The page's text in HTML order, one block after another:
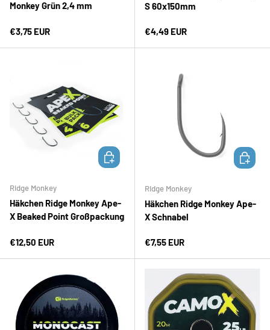
Monkey Grün 2,4 mm
Normaler Preis
€3,75 EUR
S 60x150mm
Normaler Preis
€4,49 EUR
Ridge Monkey
Häkchen Ridge Monkey Ape-
X Beaked Point Großpackung
Normaler Preis
€12,50 EUR
OPTIONEN AUSWÄHLEN
Ridge Monkey
Häkchen Ridge Monkey Ape-
X Schnabel
Normaler Preis
€7,55 EUR